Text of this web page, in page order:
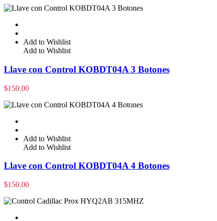
Add to Wishlist
Add to Wishlist
Llave con Control KOBDT04A 3 Botones
$150.00
Add to Wishlist
Add to Wishlist
Llave con Control KOBDT04A 4 Botones
$150.00